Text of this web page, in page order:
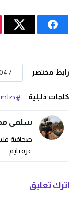
رابط مختصر
كلمات دليلية
سلمى
صحافية
غزة تايم.
اترك تعليق